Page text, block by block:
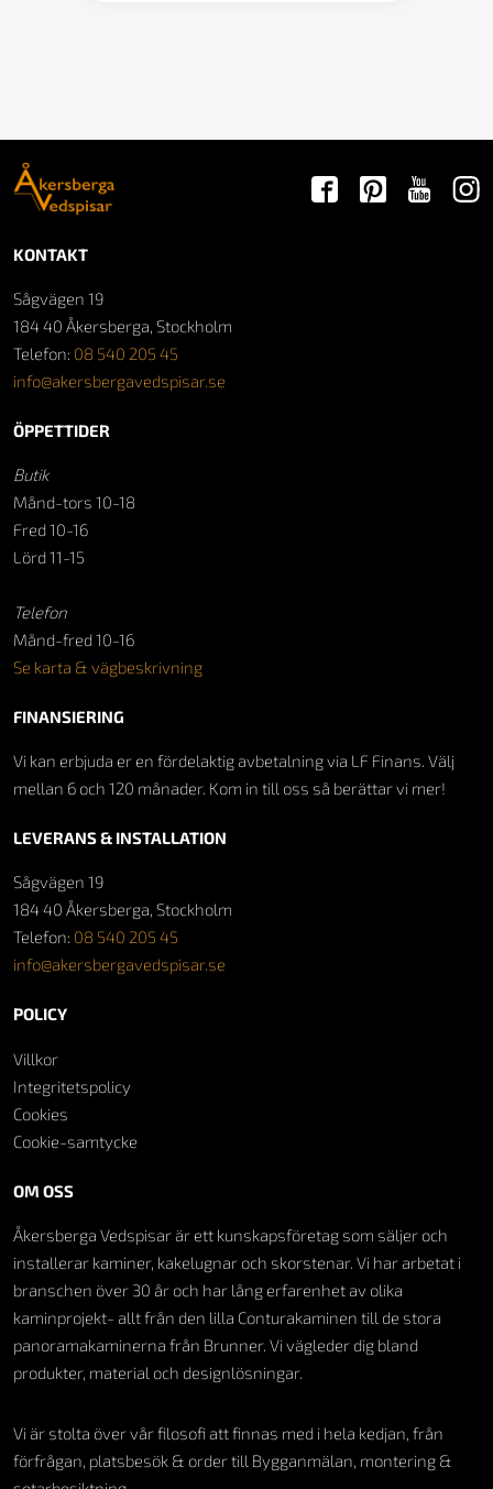
OM OSS
Åkersberga Vedspisar är ett kunskapsföretag som säljer och
installerar kaminer, kakelugnar och skorstenar. Vi har arbetat i
branschen över 30 år och har lång erfarenhet av olika
kaminprojekt- allt från den lilla Conturakaminen till de stora
panoramakaminerna från Brunner. Vi vägleder dig bland
produkter, material och designlösningar.
Vi är stolta över vår filosofi att finnas med i hela kedjan, från
förfrågan, platsbesök & order till Bygganmälan, montering &
KONTAKT
Sågvägen 19
184 40 Åkersberga, Stockholm
Telefon: 08 540 205 45
info@akersbergavedspisar.se
ÖPPETTIDER
Butik
Månd-tors 10-18
Fred 10-16
Lörd 11-15
Telefon
Månd-fred 10-16
Se karta & vägbeskrivning
FINANSIERING
Vi kan erbjuda er en fördelaktig avbetalning via LF Finans. Välj
mellan 6 och 120 månader. Kom in till oss så berättar vi mer!
LEVERANS & INSTALLATION
Sågvägen 19
184 40 Åkersberga, Stockholm
Telefon: 08 540 205 45
info@akersbergavedspisar.se
POLICY
Villkor
Integritetspolicy
Cookies
Cookie-samtycke